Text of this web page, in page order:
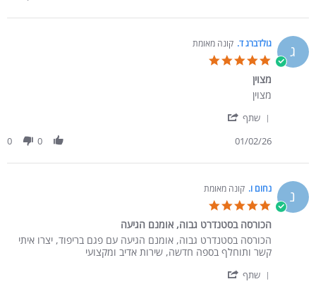
ג גולדברג ד. קונה מאומת
מצוין
Review by גולדברג ד. on 1 Feb 2026
review stating מצוין
מצוין
שתף
01/02/26
0
0
נ נחום ו. קונה מאומת
הכורסה בסטנדרט גבוה, אומנם הגיעה
Review by נחום ו. on 10 Jan 2026
review stating הכורסה בסטנדרט גבוה, אומנם הגיעה
הכורסה בסטנדרט גבוה, אומנם הגיעה עם פגם בריפוד, יצרו איתי
קשר ותוחלף בספה חדשה, שירות אדיב ומקצועי
שתף